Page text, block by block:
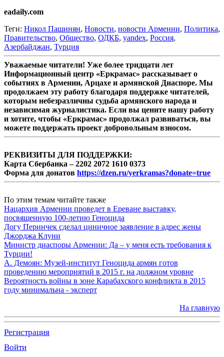
eadaily.com
Теги: Никол Пашинян, Новости, новости Армении, Политика,
Правительство, Общество, ОДКБ, yandex, Россия,
Азербайджан, Турция
Уважаемые читатели! Уже более тридцати лет
Информационный центр «Еркрамас» рассказывает о
событиях в Армении, Арцахе и армянской Диаспоре. Мы
продолжаем эту работу благодаря поддержке читателей,
которым небезразличны судьба армянского народа и
независимая журналистика. Если вы цените нашу работу
и хотите, чтобы «Еркрамас» продолжал развиваться, вы
можете поддержать проект добровольным взносом.
РЕКВИЗИТЫ ДЛЯ ПОДДЕРЖКИ:
Карта Сбербанка – 2202 2072 1610 0373
Форма для донатов https://dzen.ru/yerkramas?donate=true
По этим темам читайте также
Нацархив Армении проведет в Ереване выставку,
посвященную 100-летию Геноцида
Догу Перинчек сделал циничное заявление в адрес жены
Джорджа Клуни
Министр диаспоры Армении: Да – у меня есть требования к
Турции!
А. Демоян: Музей-институт Геноцида армян готов
проведению мероприятий в 2015 г. на должном уровне
Вероятность войны в зоне Карабахского конфликта в 2015
году минимальна - эксперт
На главную
Регистрация
Войти